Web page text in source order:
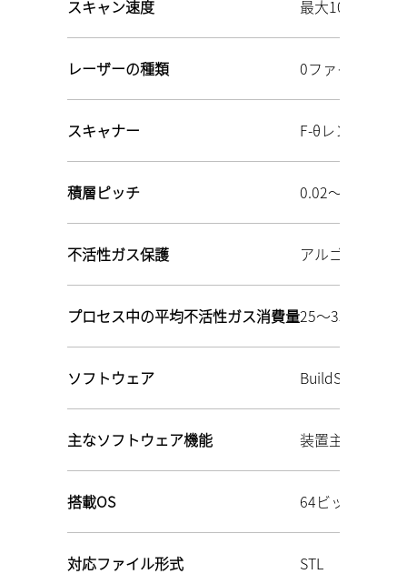
スキャン速度 最大10 m/s
レーザーの種類 0ファイバーレ
スキャナー F‑θレンズ
積層ピッチ 0.02～0.1 mm
不活性ガス保護 アルゴン/窒素
プロセス中の平均不活性ガス消費量25～35 L/分
ソフトウェア BuildStar/
主なソフトウェア機能 装置主要パラ
搭載OS 64ビット
対応ファイル形式 STL